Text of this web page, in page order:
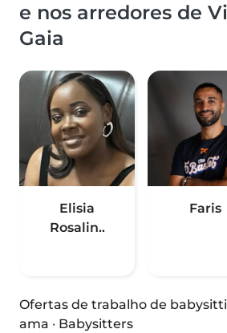
e nos arredores de
Gaia
Elisia
Rosalin..
Faris
Ofertas de trabalho de
ama · Babysitters